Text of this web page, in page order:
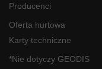
Producenci
Oferta hurtowa
Karty techniczne
*Nie dotyczy GEODIS